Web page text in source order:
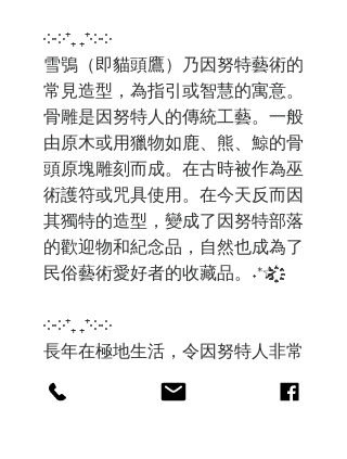
༶༶⁺₊ ₊⁺༶༶
雪鴞（即貓頭鷹）乃因努特藝術的
常見造型，為指引或智慧的寓意。
骨雕是因努特人的傳統工藝。一般
由原木或用獵物如鹿、熊、鯨的骨
頭原塊雕刻而成。在古時被作為巫
術護符或咒具使用。在今天反而因
其獨特的造型，變成了因努特部落
的歡迎物和紀念品，自然也成為了
民俗藝術愛好者的收藏品。˖*✰҉҈҉҈҉҈
༶༶⁺₊ ₊⁺༶༶
長年在極地生活，令因努特人非常
敬畏自然。為了感謝獵物的犠牲，
他們有着非常完整的獵物處理工